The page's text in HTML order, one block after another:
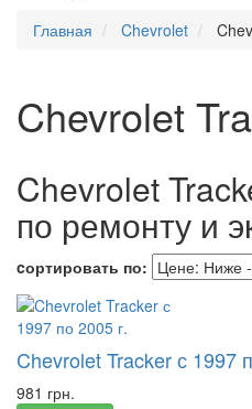
Главная
Chevrolet
Chevrolet
Chevrolet
по ремонту и
cортировать по:
Chevrolet Tracker с 1997
981 грн.